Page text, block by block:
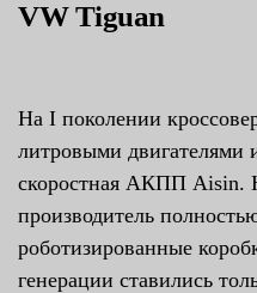
VW Tiguan
На I поколении
литровыми двигателями
скоростная АКПП Aisin.
производитель
роботизированные
генерации ставились